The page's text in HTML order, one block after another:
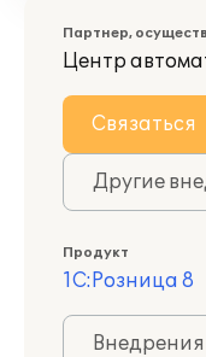
Партнер,
Центр
Связаться
Другие
Продукт
1С:Розница 8